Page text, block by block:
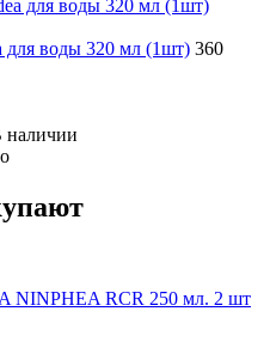
для воды 320 мл (1шт) 360
наличии